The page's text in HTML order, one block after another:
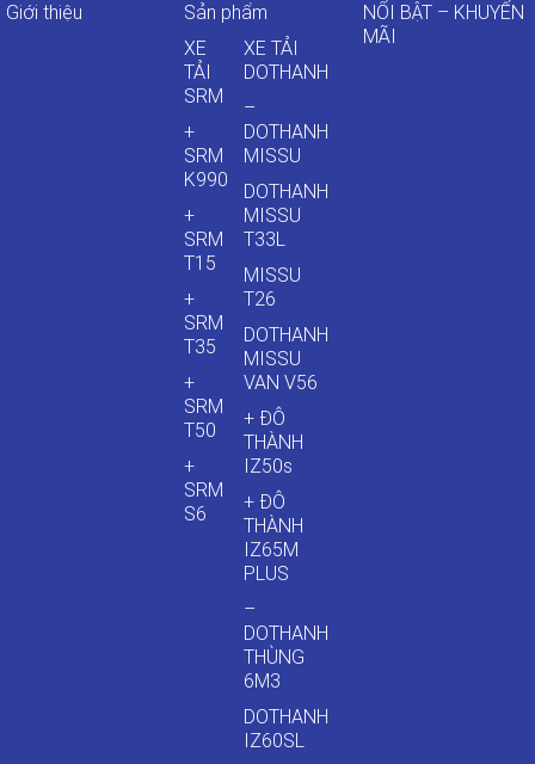
Giới thiệu
Sản phẩm
XE
TẢI
SRM
+
SRM
K990
+
SRM
T15
+
SRM
T35
+
SRM
T50
+
SRM
S6
XE TẢI
DOTHANH
–
DOTHANH
MISSU
DOTHANH
MISSU
T33L
MISSU
T26
DOTHANH
MISSU
VAN V56
+ ĐÔ
THÀNH
IZ50s
+ ĐÔ
THÀNH
IZ65M
PLUS
–
DOTHANH
THÙNG
6M3
DOTHANH
IZ60SL
NỔI BẬT – KHUYẾN
MÃI